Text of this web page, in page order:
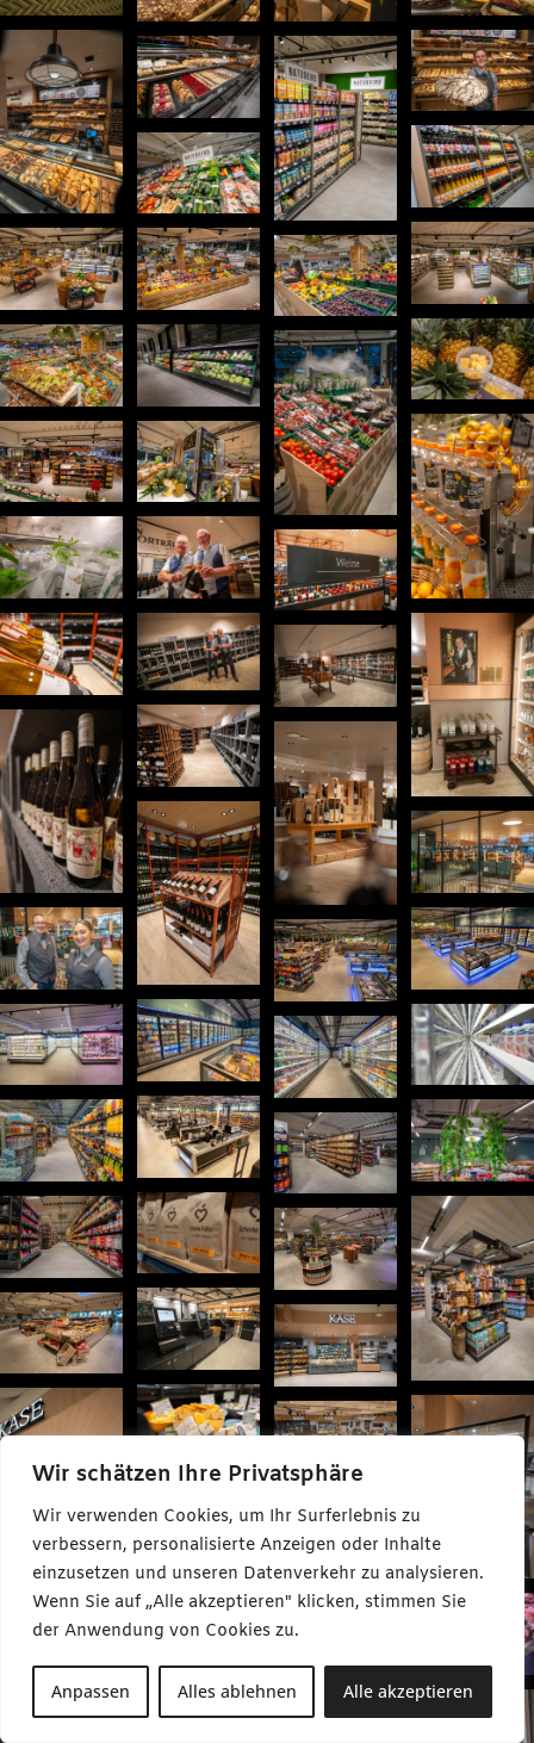
Wir schätzen Ihre Privatsphäre
Wir verwenden Cookies, um Ihr Surferlebnis zu
verbessern, personalisierte Anzeigen oder Inhalte
einzusetzen und unseren Datenverkehr zu analysieren.
Wenn Sie auf „Alle akzeptieren" klicken, stimmen Sie
der Anwendung von Cookies zu.
Anpassen Alles ablehnen Alle akzeptieren